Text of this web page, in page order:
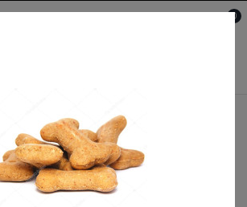
0
Accueil
Pour
Manteaux
Doudoune Milk & Pepper
Réversible Orson